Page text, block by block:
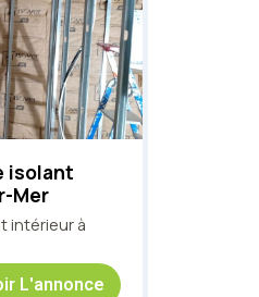
isolant
Mer
intérieur à
L'annonce